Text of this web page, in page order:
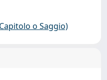
o Saggio)